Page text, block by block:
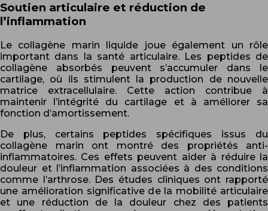
Soutien articulaire et réduction de
l’inflammation
Le collagène marin liquide joue également un rôle
important dans la santé articulaire. Les peptides de
collagène absorbés peuvent s’accumuler dans le
cartilage, où ils stimulent la production de nouvelle
matrice extracellulaire. Cette action contribue à
maintenir l’intégrité du cartilage et à améliorer sa
fonction d’amortissement.
De plus, certains peptides spécifiques issus du
collagène marin ont montré des propriétés anti-
inflammatoires. Ces effets peuvent aider à réduire la
douleur et l’inflammation associées à des conditions
comme l’arthrose. Des études cliniques ont rapporté
une amélioration significative de la mobilité articulaire
et une réduction de la douleur chez des patients